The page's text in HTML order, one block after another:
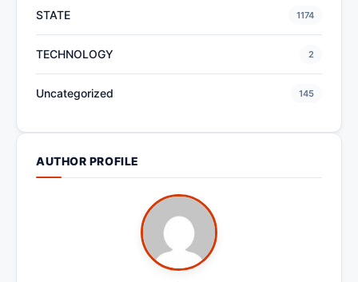
STATE 1174
TECHNOLOGY 2
Uncategorized 145
AUTHOR PROFILE